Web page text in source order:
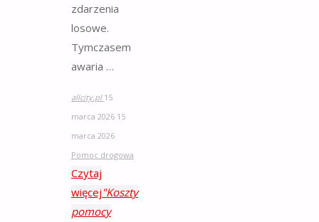
zdarzenia
losowe.
Tymczasem
awaria …
allcity.pl 15
marca 2026 15
marca 2026
Pomoc drogowa
Czytaj
więcej "Koszty
pomocy